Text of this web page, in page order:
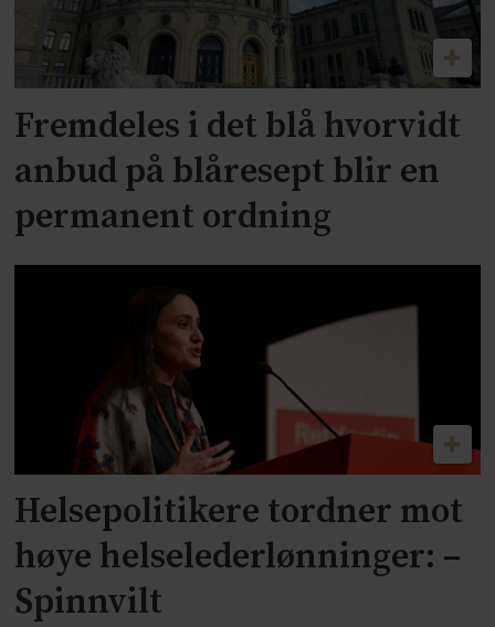
Fremdeles i det blå hvorvidt
anbud på blåresept blir en
permanent ordning
Helsepolitikere tordner mot
høye helselederlønninger: –
Spinnvilt